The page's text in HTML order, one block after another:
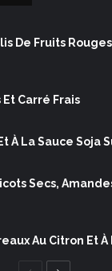
De Fruits
Carré Frais
À La Sauce Soja
Secs,
Au Citron Et À